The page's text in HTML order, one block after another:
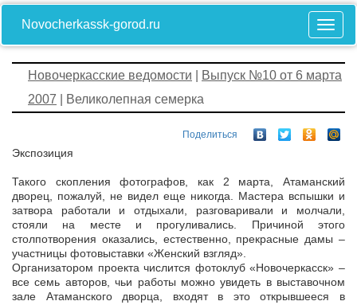
Novocherkassk-gorod.ru
Новочеркасские ведомости
Выпуск №10 от 6 марта
2007 | Великолепная семерка
Поделиться
Экспозиция
Такого скопления фотографов, как 2 марта, Атаманский
дворец, пожалуй, не видел еще никогда. Мастера вспышки и
затвора работали и отдыхали, разговаривали и молчали,
стояли на месте и прогуливались. Причиной этого
столпотворения оказались, естественно, прекрасные дамы –
участницы фотовыставки «Женский взгляд».
Организатором проекта числится фотоклуб «Новочеркасск» –
все семь авторов, чьи работы можно увидеть в выставочном
зале Атаманского дворца, входят в это открывшееся в